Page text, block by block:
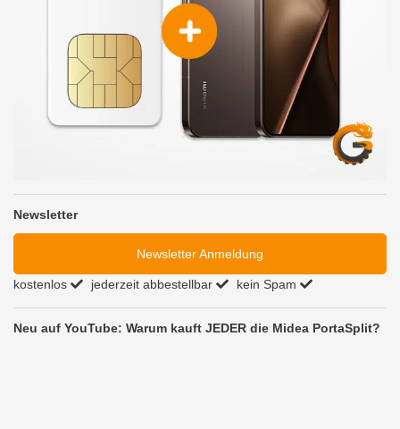
Newsletter
Newsletter Anmeldung
kostenlos jederzeit abbestellbar kein Spam
Neu auf YouTube: Warum kauft JEDER die Midea PortaSplit?